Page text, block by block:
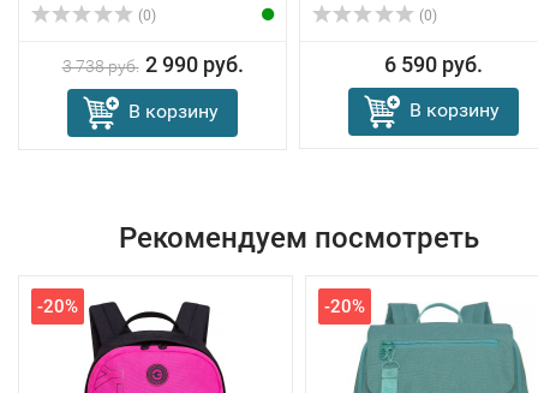
(0)
3 738 руб. 2 990 руб.
В корзину
(0)
6 590 руб.
В корзину
Рекомендуем посмотреть
-20% -20%